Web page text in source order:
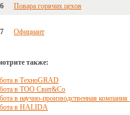
Повара горячих цехов
Официант
также:
в ТехноGRAD
в ТОО Свит&Со
в научно-производственная
в HALIDA